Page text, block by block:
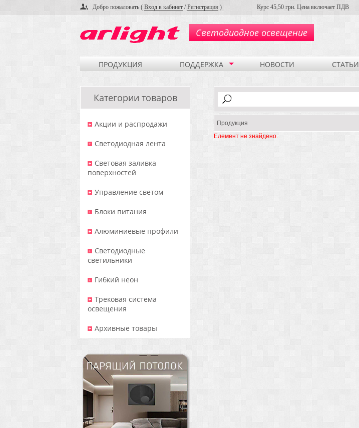
Добро пожаловать ( Вход в кабинет /Регистрация ) Курс 45,50 грн. Цена включает ПДВ
Светодиодное освещение
ПРОДУКЦИЯ ПОДДЕРЖКА НОВОСТИ СТАТЬИ
Категории товаров
Акции и распродажи
Светодиодная лента
Световая заливка
поверхностей
Управление светом
Блоки питания
Алюминиевые профили
Светодиодные
светильники
Гибкий неон
Трековая система
освещения
Архивные товары
Продукция
Елемент не знайдено.